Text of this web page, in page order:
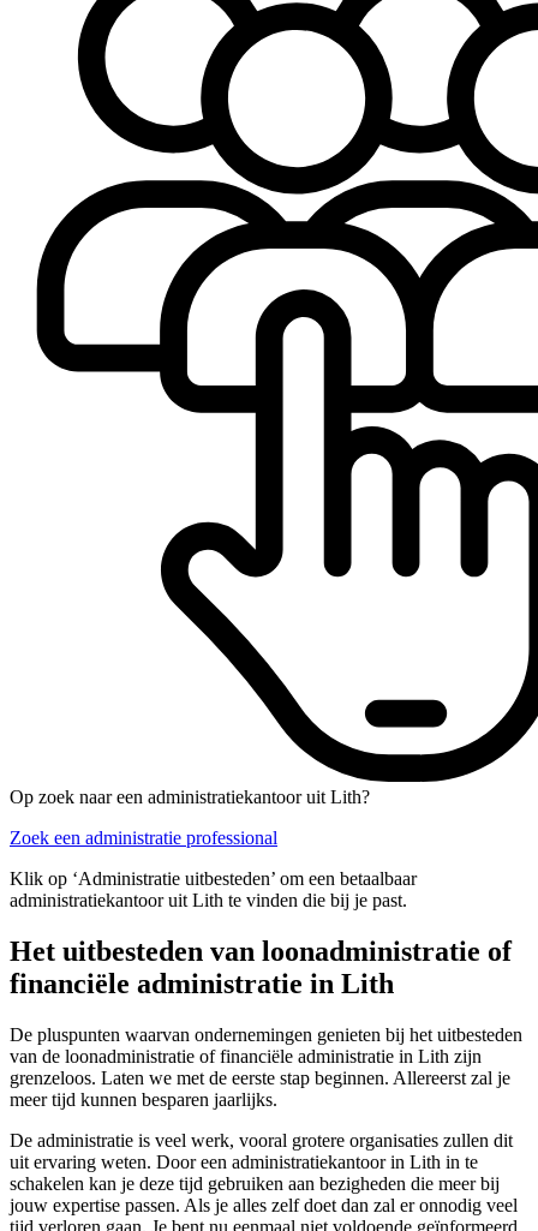
Op zoek naar een administratiekantoor uit Lith?
Zoek een administratie professional
Klik op ‘Administratie uitbesteden’ om een betaalbaar
administratiekantoor uit Lith te vinden die bij je past.
Het uitbesteden van loonadministratie of
financiële administratie in Lith
De pluspunten waarvan ondernemingen genieten bij het uitbesteden
van de loonadministratie of financiële administratie in Lith zijn
grenzeloos. Laten we met de eerste stap beginnen. Allereerst zal je
meer tijd kunnen besparen jaarlijks.
De administratie is veel werk, vooral grotere organisaties zullen dit
uit ervaring weten. Door een administratiekantoor in Lith in te
schakelen kan je deze tijd gebruiken aan bezigheden die meer bij
jouw expertise passen. Als je alles zelf doet dan zal er onnodig veel
tijd verloren gaan. Je bent nu eenmaal niet voldoende geïnformeerd